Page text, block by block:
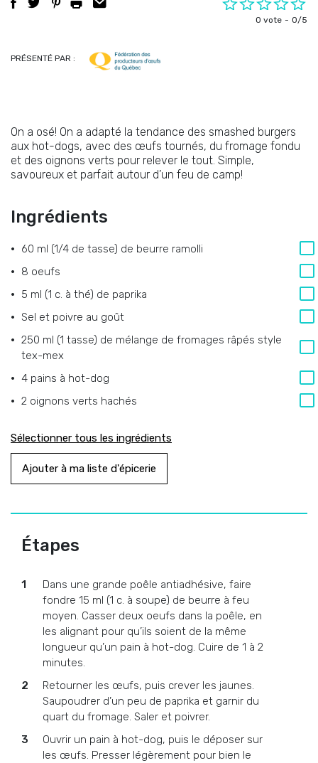
0 vote 0/5
PRÉSENTÉ PAR :
On a osé! On a adapté la tendance des smashed burgers
aux hot-dogs, avec des œufs tournés, du fromage fondu
et des oignons verts pour relever le tout. Simple,
savoureux et parfait autour d’un feu de camp!
Ingrédients
60 ml (1/4 de tasse) de beurre ramolli
8 oeufs
5 ml (1 c. à thé) de paprika
Sel et poivre au goût
250 ml (1 tasse) de mélange de fromages râpés style
tex-mex
4 pains à hot-dog
2 oignons verts hachés
Sélectionner tous les ingrédients
Ajouter à ma liste d'épicerie
Étapes
Dans une grande poêle antiadhésive, faire
fondre 15 ml (1 c. à soupe) de beurre à feu
moyen. Casser deux oeufs dans la poêle, en
les alignant pour qu’ils soient de la même
longueur qu’un pain à hot-dog. Cuire de 1 à 2
minutes.
Retourner les œufs, puis crever les jaunes.
Saupoudrer d’un peu de paprika et garnir du
quart du fromage. Saler et poivrer.
Ouvrir un pain à hot-dog, puis le déposer sur
les œufs. Presser légèrement pour bien le